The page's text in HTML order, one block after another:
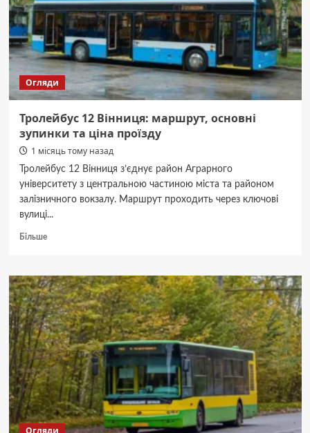
проїзду
Огляди
Тролейбус 12 Вінниця: маршрут, основні
зупинки та ціна проїзду
1 місяць тому назад
Тролейбус 12 Вінниця з’єднує район Аграрного
університету з центральною частиною міста та районом
залізничного вокзалу. Маршрут проходить через ключові
вулиці...
БільшеДокладніше
12
Вінниця:
маршрут,
основні
зупинки
та
ціна
проїзду
Огляди